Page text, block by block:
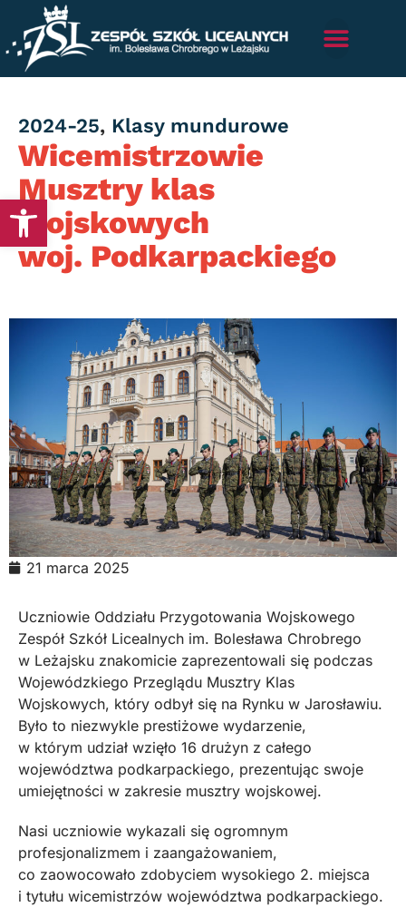
Otwórz pasek narzędzi
Wicemistrzowie
Musztry klas
wojskowych
woj. Podkarpackiego
Category
2024-25, Klasy mundurowe
21 marca 2025
Uczniowie Oddziału Przygotowania Wojskowego
Zespół Szkół Licealnych im. Bolesława Chrobrego
w Leżajsku znakomicie zaprezentowali się podczas
Wojewódzkiego Przeglądu Musztry Klas
Wojskowych, który odbył się na Rynku w Jarosławiu.
Było to niezwykle prestiżowe wydarzenie,
w którym udział wzięło 16 drużyn z całego
województwa podkarpackiego, prezentując swoje
umiejętności w zakresie musztry wojskowej.
Nasi uczniowie wykazali się ogromnym
profesjonalizmem i zaangażowaniem,
co zaowocowało zdobyciem wysokiego 2. miejsca
i tytułu wicemistrzów województwa podkarpackiego.